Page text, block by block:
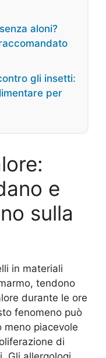
aloni?
gli insetti:
per
e
sulla
in materiali
tendono
durante le ore
fenomeno può
meno piacevole
di